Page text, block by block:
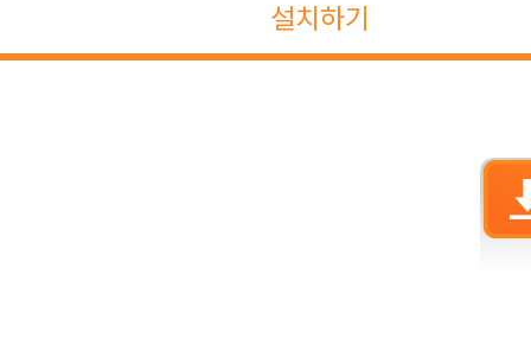
설치하기